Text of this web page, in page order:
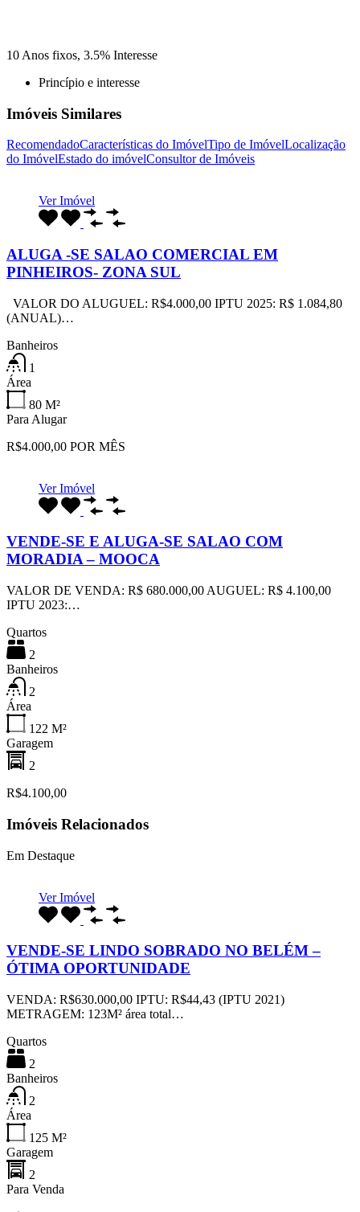
10 Anos fixos, 3.5% Interesse
Princípio e interesse
Imóveis Similares
RecomendadoCaracterísticas do ImóvelTipo de ImóvelLocalização
do ImóvelEstado do imóvelConsultor de Imóveis
Ver Imóvel
ALUGA -SE SALAO COMERCIAL EM
PINHEIROS- ZONA SUL
VALOR DO ALUGUEL: R$4.000,00 IPTU 2025: R$ 1.084,80
(ANUAL)…
Banheiros
1
Área
80 M²
Para Alugar
R$4.000,00 POR MÊS
Ver Imóvel
VENDE-SE E ALUGA-SE SALAO COM
MORADIA – MOOCA
VALOR DE VENDA: R$ 680.000,00 AUGUEL: R$ 4.100,00
IPTU 2023:…
Quartos
2
Banheiros
2
Área
122 M²
Garagem
2
R$4.100,00
Imóveis Relacionados
Em Destaque
Ver Imóvel
VENDE-SE LINDO SOBRADO NO BELÉM –
ÓTIMA OPORTUNIDADE
VENDA: R$630.000,00 IPTU: R$44,43 (IPTU 2021)
METRAGEM: 123M² área total…
Quartos
2
Banheiros
2
Área
125 M²
Garagem
2
Para Venda